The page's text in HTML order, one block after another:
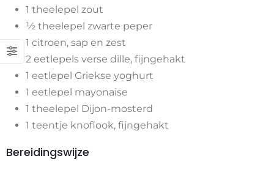
1 theelepel zout
½ theelepel zwarte peper
1 citroen, sap en zest
2 eetlepels verse dille, fijngehakt
1 eetlepel Griekse yoghurt
1 eetlepel mayonaise
1 theelepel Dijon-mosterd
1 teentje knoflook, fijngehakt
Bereidingswijze